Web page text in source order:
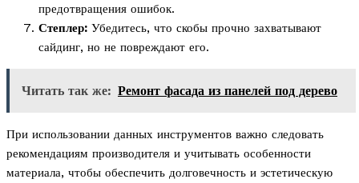
предотвращения ошибок.
Степлер: Убедитесь, что скобы прочно захватывают
сайдинг, но не повреждают его.
Читать так же: Ремонт фасада из панелей под дерево
При использовании данных инструментов важно следовать
рекомендациям производителя и учитывать особенности
материала, чтобы обеспечить долговечность и эстетическую